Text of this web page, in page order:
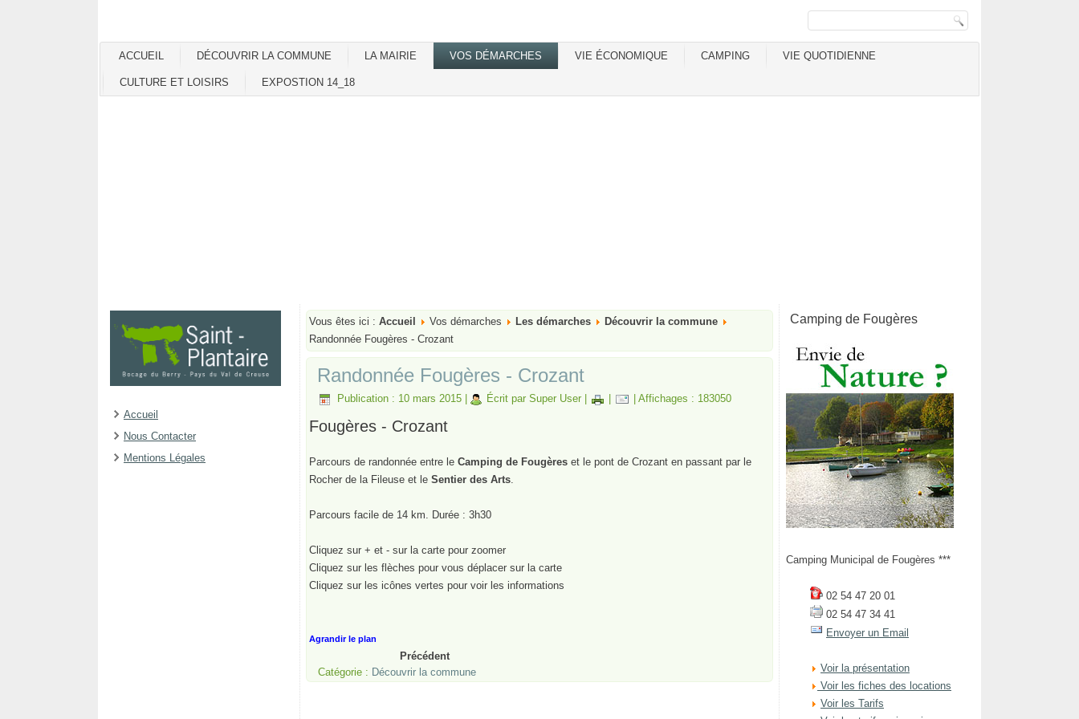
ACCUEIL DÉCOUVRIR LA COMMUNE LA MAIRIE VOS DÉMARCHES VIE ÉCONOMIQUE CAMPING VIE QUOTIDIENNE
CULTURE ET LOISIRS EXPOSTION 14_18
Accueil
Nous Contacter
Mentions Légales
Vous êtes ici : Accueil Vos démarches Les démarches
Découvrir la commune
Randonnée Fougères - Crozant
Randonnée Fougères - Crozant
Publication : 10 mars 2015 Écrit par Super User Affichages : 183050
Fougères - Crozant
Parcours de randonnée entre le Camping de Fougères et le pont de Crozant en passant par le
Rocher de la Fileuse et le Sentier des Arts.
Parcours facile de 14 km. Durée : 3h30
Cliquez sur + et - sur la carte pour zoomer
Cliquez sur les flèches pour vous déplacer sur la carte
Cliquez sur les icônes vertes pour voir les informations
Agrandir le plan
Précédent
Catégorie : Découvrir la commune
Camping de Fougères
Camping Municipal de Fougères ***
02 54 47 20 01
02 54 47 34 41
Envoyer un Email
Voir la présentation
Voir les fiches des locations
Voir les Tarifs